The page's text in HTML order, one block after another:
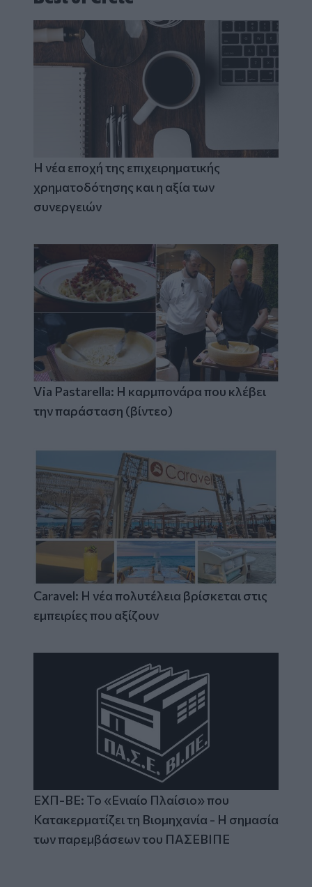
Η νέα εποχή της επιχειρηματικής
χρηματοδότησης και η αξία των
συνεργειών
Via Pastarella: Η καρμπονάρα που κλέβει
την παράσταση (βίντεο)
Caravel: Η νέα πολυτέλεια βρίσκεται στις
εμπειρίες που αξίζουν
ΕΧΠ-ΒΕ: Το «Ενιαίο Πλαίσιο» που
Κατακερματίζει τη Βιομηχανία - Η σημασία
των παρεμβάσεων του ΠΑΣΕΒΙΠΕ